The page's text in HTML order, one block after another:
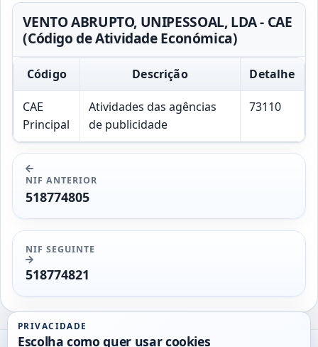
VENTO ABRUPTO, UNIPESSOAL, LDA - CAE
(Código de Atividade Económica)
Código Descrição Detalhe
CAE
Principal
Atividades das agências
de publicidade
73110
NIF ANTERIOR
518774805
NIF SEGUINTE
518774821
PRIVACIDADE
Escolha como quer usar cookies